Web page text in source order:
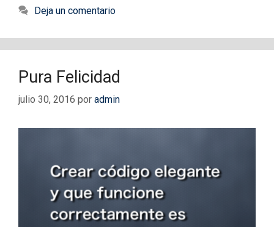
Deja un comentario
Pura Felicidad
julio 30, 2016 por admin